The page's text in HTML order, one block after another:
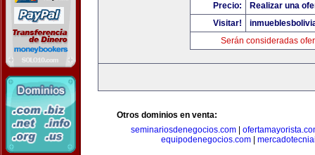
Precio:
Realizar una
Visitar!
Serán consideradas
Otros dominios en venta:
seminariosdenegocios.com
equipodenegocios.com|